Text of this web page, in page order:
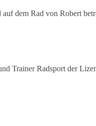
dem Rad von Robert
Trainer Radsport der